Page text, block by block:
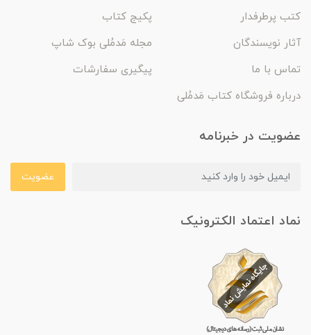
کتب پرطرفدار
پکیج کتاب
آثار نویسندگان
مجله مَدمُلی بوک شاپ
تماس با ما
پیگیری سفارشات
درباره فروشگاه کتاب مَدمُلی
عضویت در خبرنامه
عضویت
نماد اعتماد الکترونیک